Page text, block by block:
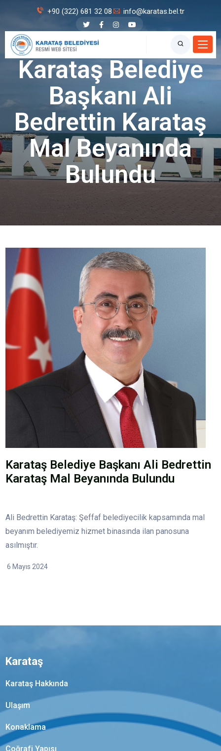
+90 (322) 681 32 08 info@karatas.bel.tr
Karataş Belediyesi
Karataş Belediye
Başkanı Ali
Bedrettin Karataş
Mal Beyanında
Bulundu
Karataş Belediye Başkanı Ali Bedrettin
Karataş Mal Beyanında Bulundu
Ali Bedrettin Karataş: Şeffaf belediyecilik kapsamında mal
beyanım belediyemiz hizmet binasında ilan panosuna
asılmıştır.
6 Mayıs 2024
Karataş
Karataş Hakkında
Ulaşım
Konaklama
Coğrafi Yapısı